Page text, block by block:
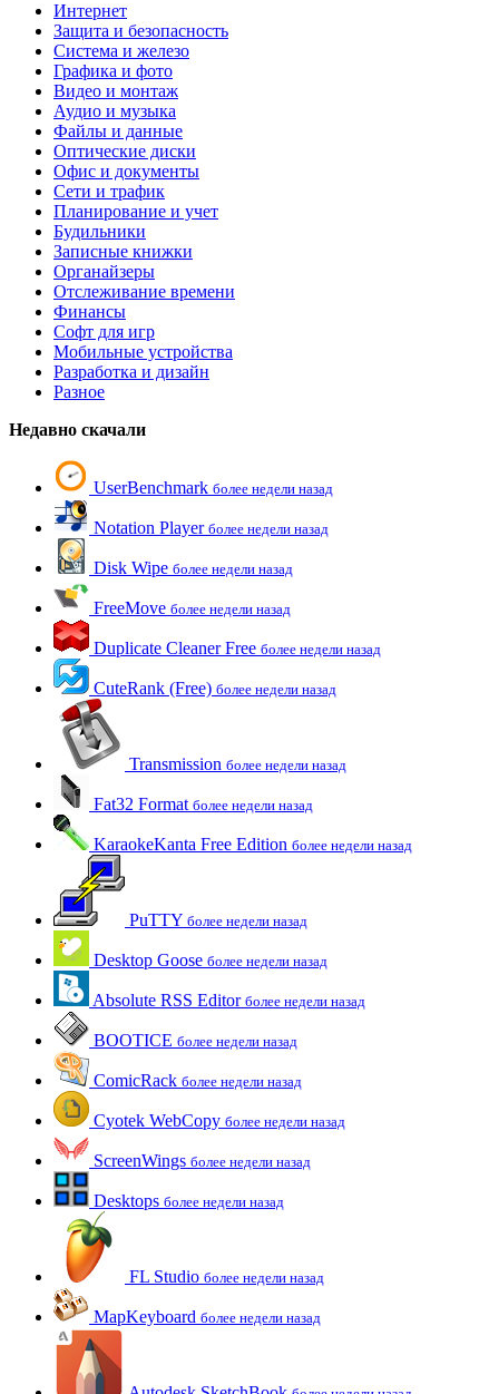
Интернет
Защита и безопасность
Система и железо
Графика и фото
Видео и монтаж
Аудио и музыка
Файлы и данные
Оптические диски
Офис и документы
Сети и трафик
Планирование и учет
Будильники
Записные книжки
Органайзеры
Отслеживание времени
Финансы
Софт для игр
Мобильные устройства
Разработка и дизайн
Разное
Недавно скачали
UserBenchmark более недели назад
Notation Player более недели назад
Disk Wipe более недели назад
FreeMove более недели назад
Duplicate Cleaner Free более недели назад
CuteRank (Free) более недели назад
Transmission более недели назад
Fat32 Format более недели назад
KaraokeKanta Free Edition более недели назад
PuTTY более недели назад
Desktop Goose более недели назад
Absolute RSS Editor более недели назад
BOOTICE более недели назад
ComicRack более недели назад
Cyotek WebCopy более недели назад
ScreenWings более недели назад
Desktops более недели назад
FL Studio более недели назад
MapKeyboard более недели назад